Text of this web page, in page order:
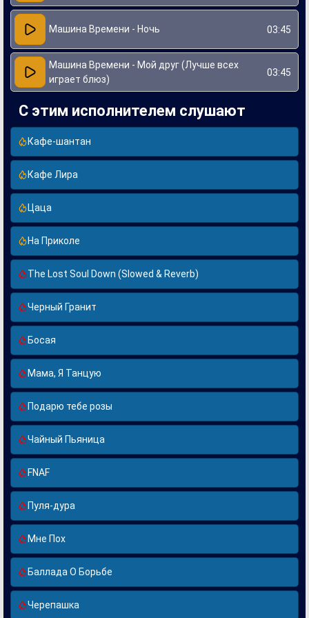
Машина Времени - Ночь 03:45
Машина Времени - Мой друг (Лучше всех
играет блюз)
03:45
С этим исполнителем слушают
Кафе-шантан
Кафе Лира
Цаца
На Приколе
The Lost Soul Down (Slowed & Reverb)
Черный Гранит
Босая
Мама, Я Танцую
Подарю тебе розы
Чайный Пьяница
FNAF
Пуля-дура
Мне Пох
Баллада О Борьбе
Черепашка